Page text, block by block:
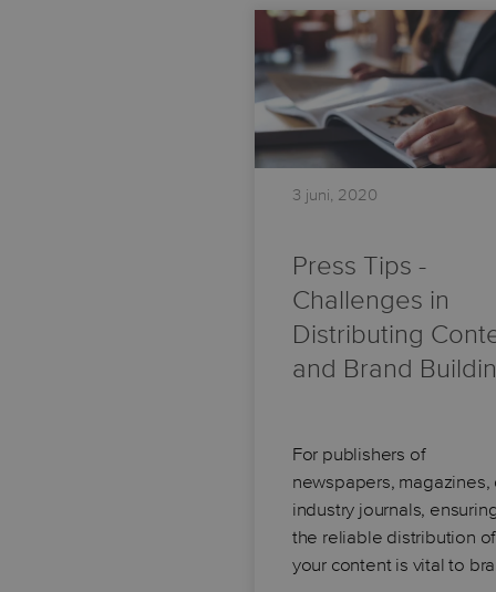
3 juni, 2020
Press Tips -
Challenges in
Distributing
and Brand
For publishers of
newspapers, magazines,
industry journals,
the reliable distribution of
your content is vital to